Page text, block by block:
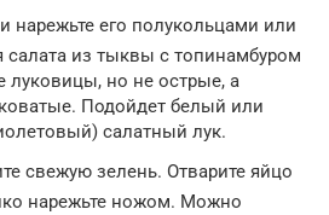
нарежьте его полукольцами или
салата из тыквы с топинамбуром
но не острые, а
Подойдет белый или
салатный лук.
свежую зелень. Отварите яйцо
нарежьте ножом. Можно